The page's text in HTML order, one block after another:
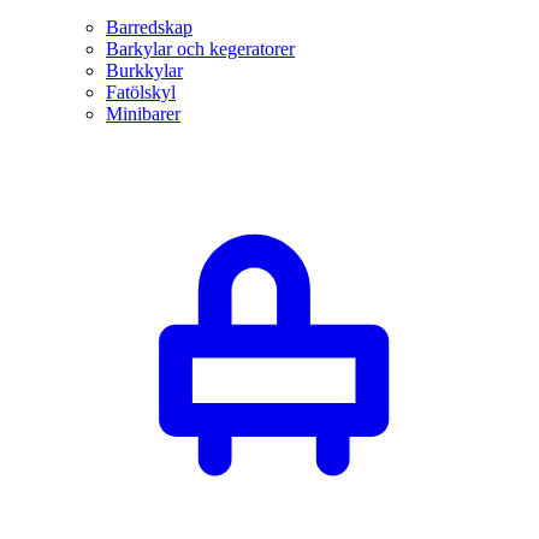
Barredskap
Barkylar och kegeratorer
Burkkylar
Fatölskyl
Minibarer